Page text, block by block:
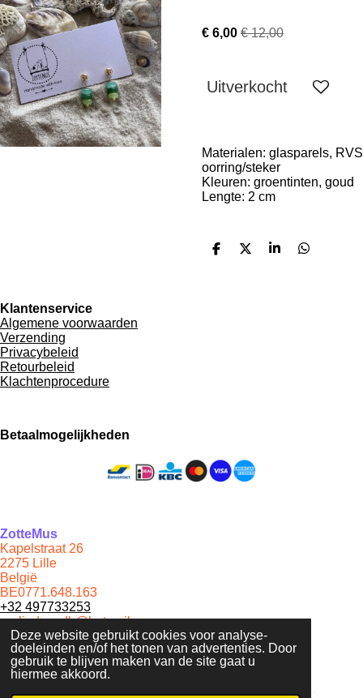
Deze website gebruikt cookies voor analyse-
doeleinden en/of het tonen van advertenties. Door
gebruik te blijven maken van de site gaat u
hiermee akkoord.
€ 6,00 € 12,00
Uitverkocht
Materialen: glasparels, RVS
oorring/steker
Kleuren: groentinten, goud
Lengte: 2 cm
D
D
S
D
Klantenservice
Algemene voorwaarden
Verzending
Privacybeleid
Retourbeleid
Klachtenprocedure
Betaalmogelijkheden
ZotteMus
Kapelstraat 26
2275 Lille
België
BE0771.648.163
+32 497733253
gerlinde_vdb@hotmail.com
© 2021 - 2026 ZotteMus
Powered byJouwWeb